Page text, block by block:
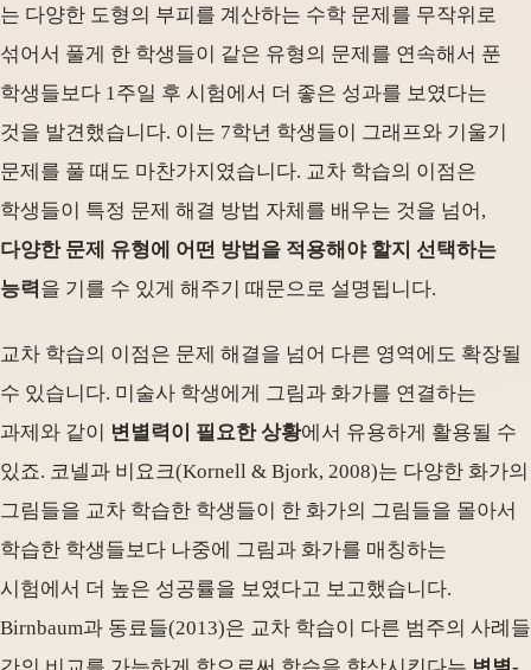
는 다양한 도형의 부피를 계산하는 수학 문제를 무작위로
섞어서 풀게 한 학생들이 같은 유형의 문제를 연속해서 푼
학생들보다 1주일 후 시험에서 더 좋은 성과를 보였다는
것을 발견했습니다. 이는 7학년 학생들이 그래프와 기울기
문제를 풀 때도 마찬가지였습니다. 교차 학습의 이점은
학생들이 특정 문제 해결 방법 자체를 배우는 것을 넘어,
다양한 문제 유형에 어떤 방법을 적용해야 할지 선택하는
능력을 기를 수 있게 해주기 때문으로 설명됩니다.
교차 학습의 이점은 문제 해결을 넘어 다른 영역에도 확장될
수 있습니다. 미술사 학생에게 그림과 화가를 연결하는
과제와 같이 변별력이 필요한 상황에서 유용하게 활용될 수
있죠. 코넬과 비요크(Kornell & Bjork, 2008)는 다양한 화가의
그림들을 교차 학습한 학생들이 한 화가의 그림들을 몰아서
학습한 학생들보다 나중에 그림과 화가를 매칭하는
시험에서 더 높은 성공률을 보였다고 보고했습니다.
Birnbaum과 동료들(2013)은 교차 학습이 다른 범주의 사례들